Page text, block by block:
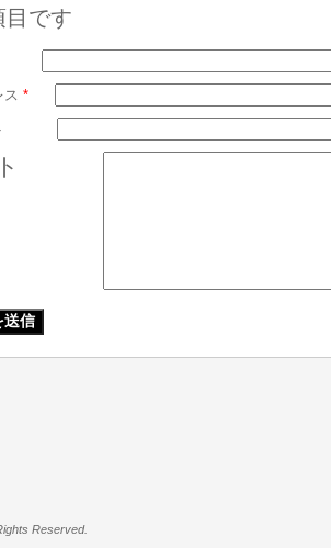
目です
ス *
Reserved.